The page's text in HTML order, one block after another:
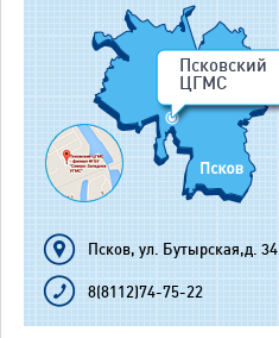
Псковский
ЦГМС
Псков, ул. Бутырская,д. 34
8(8112)74-75-22